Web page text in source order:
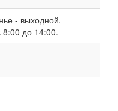
- выходной.
8:00 до 14:00.